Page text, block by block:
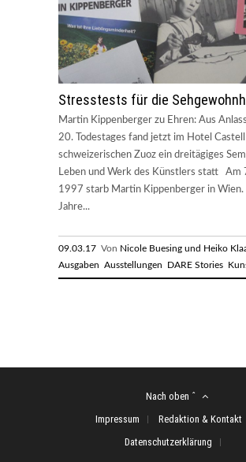
Stresstests für die
Martin Kippenberger zu Ehren: Aus
20. Todestages fand jetzt im Hotel
schweizerischen Zuoz ein dreitägiges
Leben und Werk des Künstlers statt Am
1997 starb Martin Kippenberger in Wien.
Jahre...
09.03.17 Von Nicole Buesing und Heiko
Ausgaben Ausstellungen DARE Stories
Nach oben ˆ
Impressum
Redaktion & Kontakt
Datenschutzerklärung